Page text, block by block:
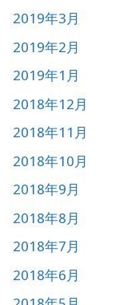
2019年3月
2019年2月
2019年1月
2018年12月
2018年11月
2018年10月
2018年9月
2018年8月
2018年7月
2018年6月